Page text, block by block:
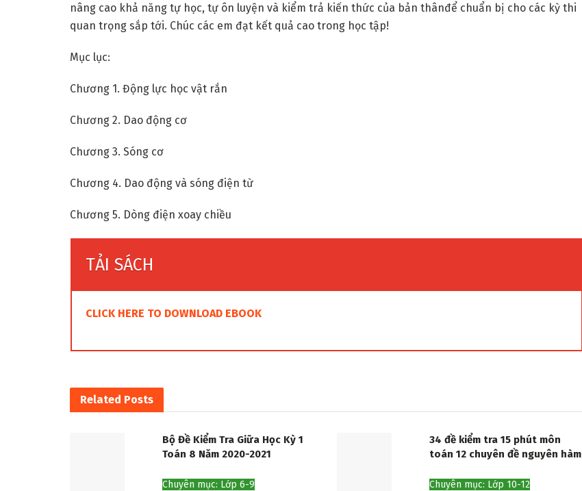
nâng cao khả năng tự học, tự ôn luyện và kiểm trả kiến thức của bản thânđể chuẩn bị cho các kỳ thi
quan trọng sắp tới. Chúc các em đạt kết quả cao trong học tập!
Mục lục:
Chương 1. Động lực học vật rắn
Chương 2. Dao động cơ
Chương 3. Sóng cơ
Chương 4. Dao động và sóng điện từ
Chương 5. Dòng điện xoay chiều
TẢI SÁCH
CLICK HERE TO DOWNLOAD EBOOK
Related Posts
Bộ Đề Kiểm Tra Giữa Học Kỳ 1
Toán 8 Năm 2020-2021
Chuyên mục: Lớp 6-9
34 đề kiểm tra 15 phút môn
toán 12 chuyên đề nguyên hàm
Chuyên mục: Lớp 10-12